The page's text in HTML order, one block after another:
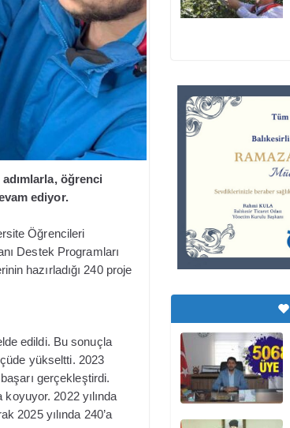
öğrenci
ediyor.
Öğrencileri
Destek Programları
hazırladığı 240 proje
edildi. Bu sonuçla
yükseltti. 2023
gerçekleştirdi.
2022 yılında
2025 yılında 240’a